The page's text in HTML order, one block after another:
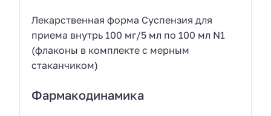
Лекарственная форма Суспензия для
приема внутрь 100 мг/5 мл по 100 мл N1
(флаконы в комплекте с мерным
стаканчиком)
Фармакодинамика